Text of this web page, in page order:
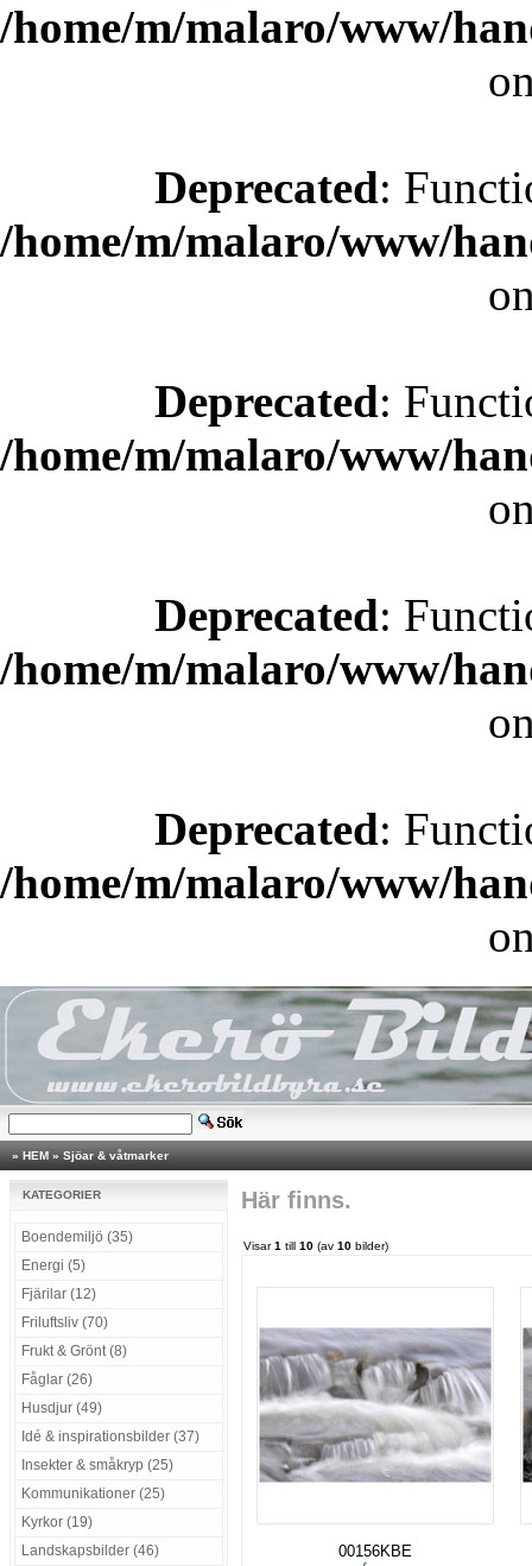
/home/m/malaro/www/
Deprecated:
/home/m/malaro/www/
Deprecated:
/home/m/malaro/www/
Deprecated:
/home/m/malaro/www/
Deprecated:
/home/m/malaro/www/
» HEM » Sjöar & våtmarker
KATEGORIER
Boendemiljö (35)
Energi (5)
Fjärilar (12)
Friluftsliv (70)
Frukt & Grönt (8)
Fåglar (26)
Husdjur (49)
Idé & inspirationsbilder (37)
Insekter & småkryp (25)
Kommunikationer (25)
Kyrkor (19)
Landskapsbilder (46)
Här finns.
Visar1 till 10 (av 10 bilder)
00156KBE